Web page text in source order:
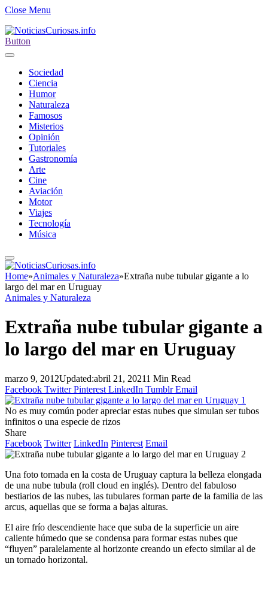
Close Menu
Button
Sociedad
Ciencia
Humor
Naturaleza
Famosos
Misterios
Opinión
Tutoriales
Gastronomía
Arte
Cine
Aviación
Motor
Viajes
Tecnología
Música
Home»Animales y Naturaleza»Extraña nube tubular gigante a lo
largo del mar en Uruguay
Animales y Naturaleza
Extraña nube tubular gigante a
lo largo del mar en Uruguay
marzo 9, 2012Updated:abril 21, 20211 Min Read
Facebook Twitter Pinterest LinkedIn Tumblr Email
No es muy común poder apreciar estas nubes que simulan ser tubos
infinitos o una especie de rizos
Share
Facebook Twitter LinkedIn Pinterest Email
Una foto tomada en la costa de Uruguay captura la belleza elongada
de una nube tubula (roll cloud en inglés). Dentro del fabuloso
bestiarios de las nubes, las tubulares forman parte de la familia de las
arcus, aquellas que se forma a bajas alturas.
El aire frío descendiente hace que suba de la superficie un aire
caliente húmedo que se condensa para formar estas nubes que
“fluyen” paralelamente al horizonte creando un efecto similar al de
un tornado horizontal.